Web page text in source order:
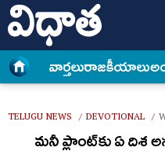
వార్త‌లురాజకీయాలు
TELUGU NEWS / DEVOTIONAL /
మ‌నీ ప్లాంట్‌కు ఏ దిశ